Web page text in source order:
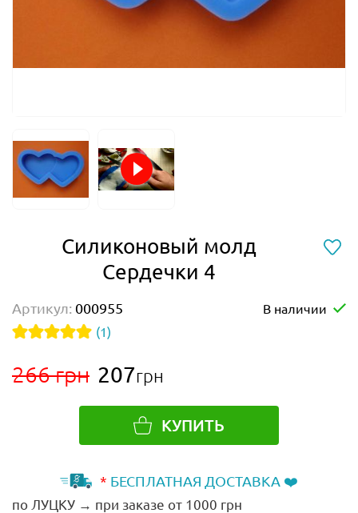
Силиконовый молд
Сердечки 4
Артикул: 000955
В наличии
(1)
266 грн 207грн
КУПИТЬ
* БЕСПЛАТНАЯ ДОСТАВКА ❤️
по ЛУЦКУ → при заказе от 1000 грн